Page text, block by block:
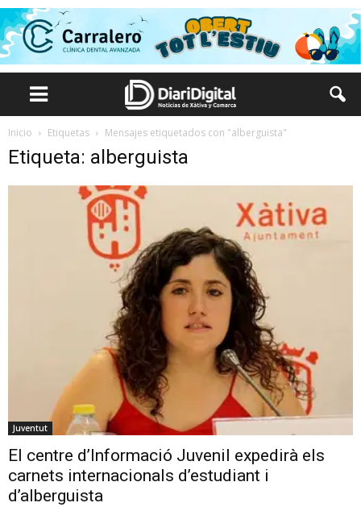
Inicio Etiquetas Mensajes etiquetados con "alberguista"
Etiqueta: alberguista
Juventut
El centre d’Informació Juvenil expedirà els
carnets internacionals d’estudiant i
d’alberguista